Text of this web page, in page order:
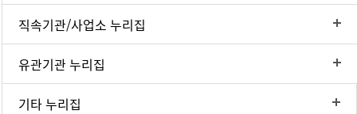
직속기관/사업소 누리집
유관기관 누리집
기타 누리집